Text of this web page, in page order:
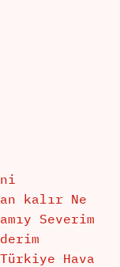
kalır Ne
Severim
Hava